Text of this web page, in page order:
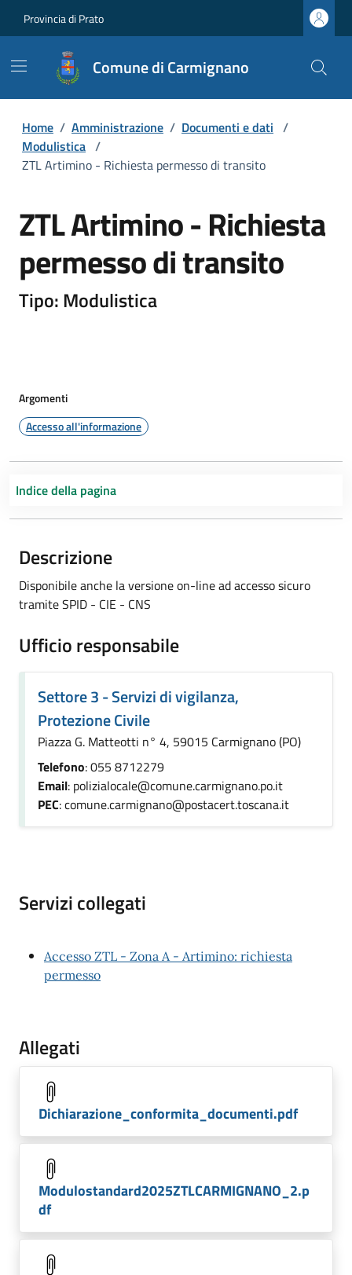
Provincia di Prato
Comune di Carmignano
Home / Amministrazione / Documenti e dati /
Modulistica /
ZTL Artimino - Richiesta permesso di transito
ZTL Artimino - Richiesta
permesso di transito
Tipo: Modulistica
Argomenti
Accesso all'informazione
Indice della pagina
Descrizione
Disponibile anche la versione on-line ad accesso sicuro
tramite SPID - CIE - CNS
Ufficio responsabile
Settore 3 - Servizi di vigilanza,
Protezione Civile
Piazza G. Matteotti n° 4, 59015 Carmignano (PO)
Telefono: 055 8712279
Email: polizialocale@comune.carmignano.po.it
PEC: comune.carmignano@postacert.toscana.it
Servizi collegati
Accesso ZTL - Zona A - Artimino: richiesta
permesso
Allegati
Dichiarazione_conformita_documenti.pdf
Modulostandard2025ZTLCARMIGNANO_2.p
df